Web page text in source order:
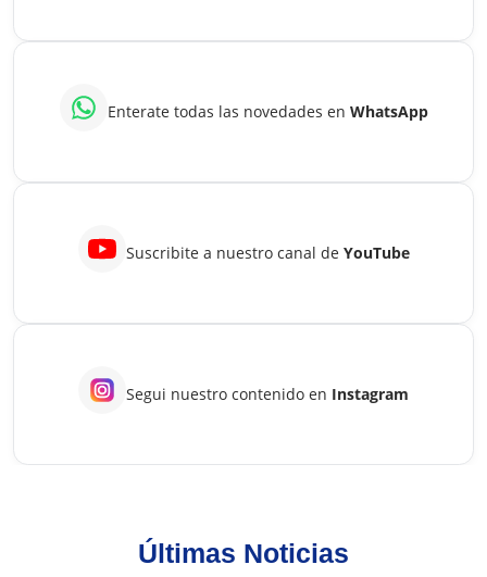
Enterate todas las novedades en WhatsApp
Suscribite a nuestro canal de YouTube
Segui nuestro contenido en Instagram
Últimas Noticias